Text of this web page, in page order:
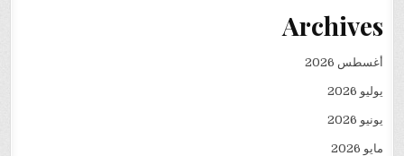
Archives
أغسطس 2026
يوليو 2026
يونيو 2026
مايو 2026